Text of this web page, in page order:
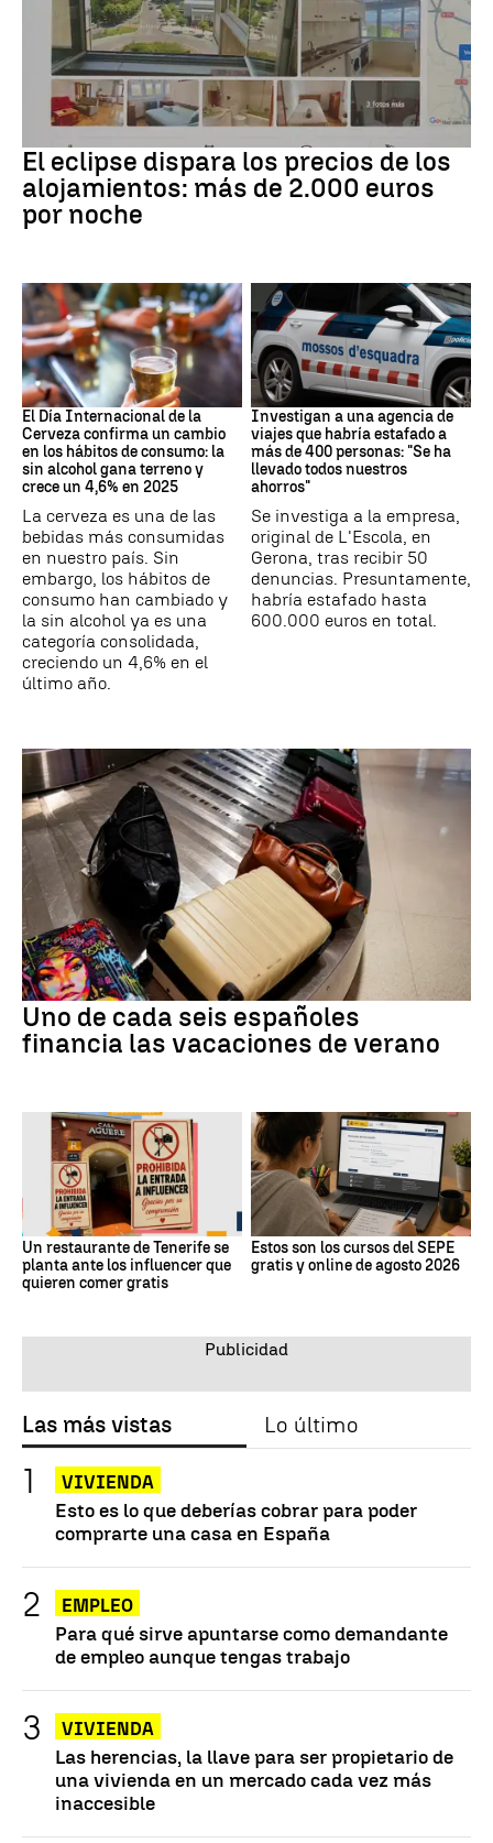
Eclipse solar
El eclipse dispara los precios de los
alojamientos: más de 2.000 euros
por noche
Día Internacional Cerveza
El Día Internacional de la
Cerveza confirma un cambio
en los hábitos de consumo: la
sin alcohol gana terreno y
crece un 4,6% en 2025
La cerveza es una de las
bebidas más consumidas
en nuestro país. Sin
embargo, los hábitos de
consumo han cambiado y
la sin alcohol ya es una
categoría consolidada,
creciendo un 4,6% en el
último año.
Estafa
Investigan a una agencia de
viajes que habría estafado a
más de 400 personas: "Se ha
llevado todos nuestros
ahorros"
Se investiga a la empresa,
original de L'Escola, en
Gerona, tras recibir 50
denuncias. Presuntamente,
habría estafado hasta
600.000 euros en total.
Uno de cada seis españoles
financia las vacaciones de verano
Un restaurante de Tenerife se
planta ante los influencer que
quieren comer gratis
Estos son los cursos del SEPE
gratis y online de agosto 2026
Las más vistas Lo último
VIVIENDA
Esto es lo que deberías cobrar para poder
comprarte una casa en España
EMPLEO
Para qué sirve apuntarse como demandante
de empleo aunque tengas trabajo
VIVIENDA
Las herencias, la llave para ser propietario de
una vivienda en un mercado cada vez más
inaccesible